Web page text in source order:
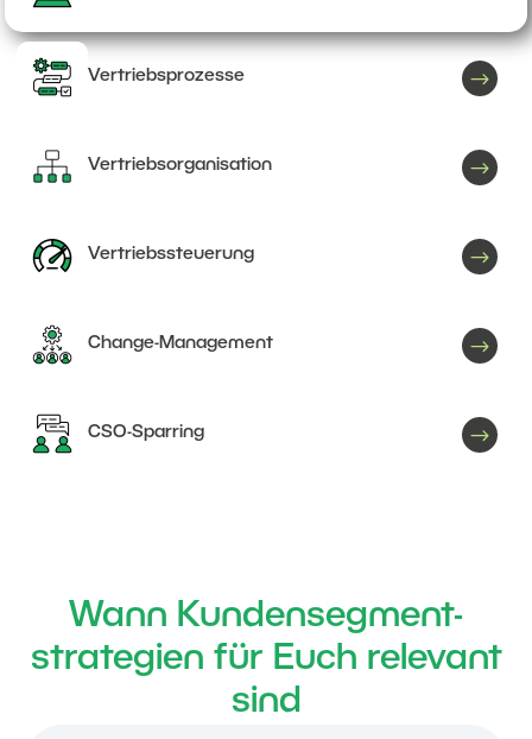
Vertriebsprozesse $
Vertriebsorganisation $
Vertriebssteuerung $
Change-Management $
CSO-Sparring $
Wann Kundensegment-
strategien für Euch relevant
sind